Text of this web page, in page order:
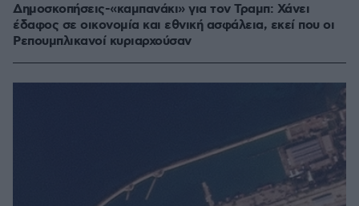
Δημοσκοπήσεις-«καμπανάκι» για τον Τραμπ: Χάνει
έδαφος σε οικονομία και εθνική ασφάλεια, εκεί που οι
Ρεπουμπλικανοί κυριαρχούσαν